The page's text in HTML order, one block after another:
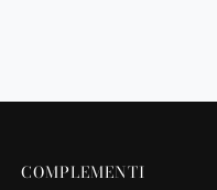
COMPLEMENTI